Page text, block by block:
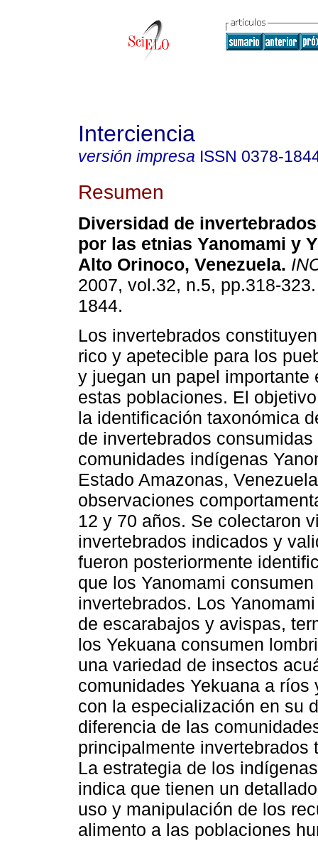
Interciencia
versión impresa ISSN 0378-
Resumen
Diversidad de
por las etnias Yanomami y
Alto Orinoco, Venezuela.
2007, vol.32, n.5, pp.318-
1844.
Los invertebrados
rico y apetecible para los
y juegan un papel importante
estas poblaciones. El
la identificación taxonómica
de invertebrados consumidas
comunidades indígenas
Estado Amazonas,
observaciones
12 y 70 años. Se colectaron
invertebrados indicados y
fueron posteriormente
que los Yanomami
invertebrados. Los
de escarabajos y avispas,
los Yekuana consumen
una variedad de insectos
comunidades Yekuana a
con la especialización en su
diferencia de las
principalmente invertebrados
La estrategia de los
indica que tienen un
uso y manipulación de los
alimento a las poblaciones